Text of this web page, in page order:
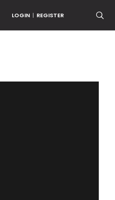
LOGIN | REGISTER